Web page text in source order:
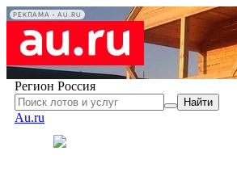
РЕКЛАМА • AU.RU
Регион Россия
Найти
Au.ru